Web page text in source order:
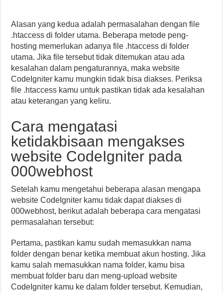
Alasan yang kedua adalah permasalahan dengan file
.htaccess di folder utama. Beberapa metode peng-
hosting memerlukan adanya file .htaccess di folder
utama. Jika file tersebut tidak ditemukan atau ada
kesalahan dalam pengaturannya, maka website
CodeIgniter kamu mungkin tidak bisa diakses. Periksa
file .htaccess kamu untuk pastikan tidak ada kesalahan
atau keterangan yang keliru.
Cara mengatasi
ketidakbisaan mengakses
website CodeIgniter pada
000webhost
Setelah kamu mengetahui beberapa alasan mengapa
website CodeIgniter kamu tidak dapat diakses di
000webhost, berikut adalah beberapa cara mengatasi
permasalahan tersebut:
Pertama, pastikan kamu sudah memasukkan nama
folder dengan benar ketika membuat akun hosting. Jika
kamu salah memasukkan nama folder, kamu bisa
membuat folder baru dan meng-upload website
CodeIgniter kamu ke dalam folder tersebut. Kemudian,